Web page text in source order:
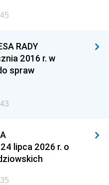
RADY
2016 r. w
spraw
lipca 2026 r. o